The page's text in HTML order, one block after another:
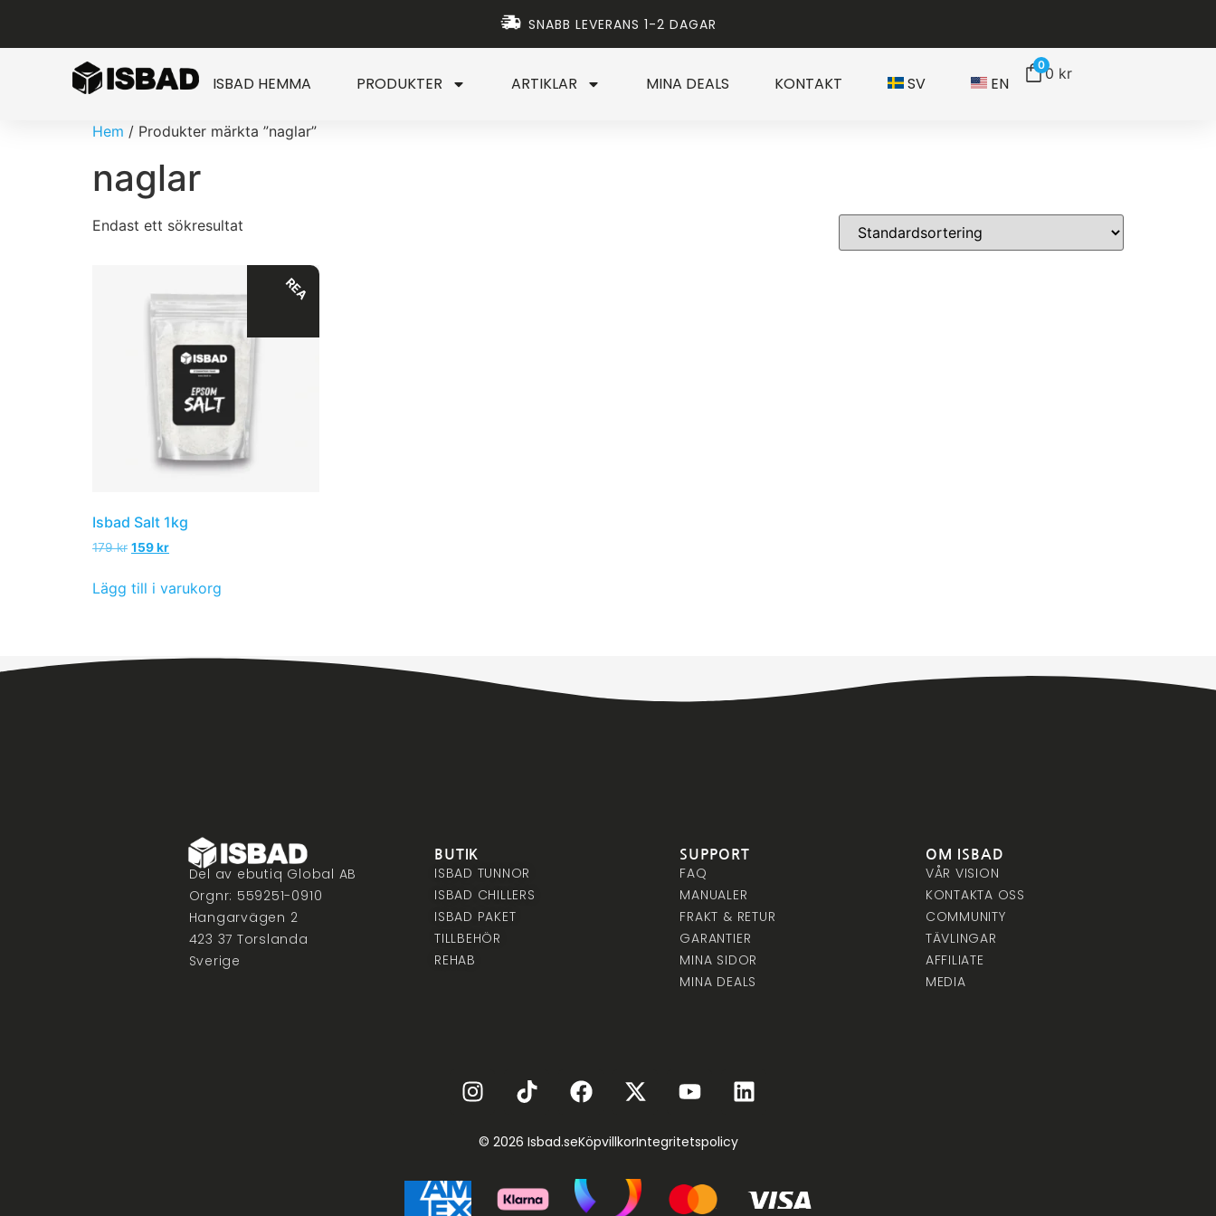
SNABB LEVERANS 1-2 DAGAR
ISBAD HEMMA PRODUKTER ARTIKLAR MINA DEALS KONTAKT SV EN
00 kr
Hem / Produkter märkta ”naglar”
naglar
Endast ett sökresultat
REA
Isbad Salt 1kg
179kr 159kr
Lägg till i varukorg
Del av ebutiq Global AB
Orgnr: 559251-0910
Hangarvägen 2
423 37 Torslanda
Sverige
BUTIK
ISBAD TUNNOR
ISBAD CHILLERS
ISBAD PAKET
TILLBEHÖR
REHAB
SUPPORT
FAQ
MANUALER
FRAKT & RETUR
GARANTIER
MINA SIDOR
MINA DEALS
OM ISBAD
VÅR VISION
KONTAKTA OSS
COMMUNITY
TÄVLINGAR
AFFILIATE
MEDIA
© 2026 Isbad.seKöpvillkorIntegritetspolicy